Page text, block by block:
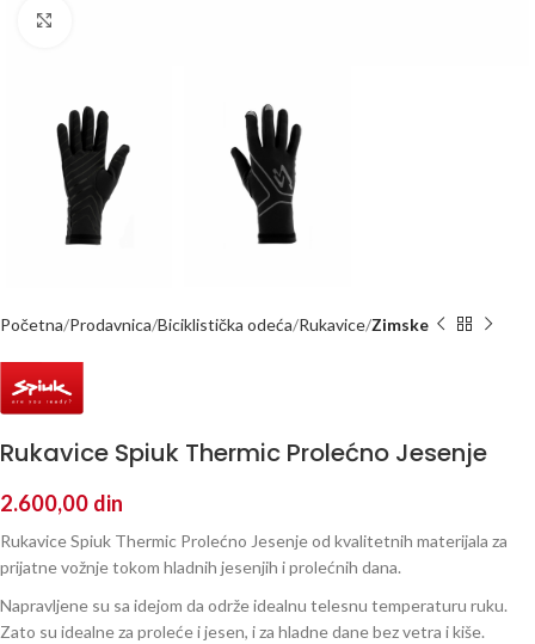
Početna Prodavnica Biciklistička odeća Rukavice Zimske
Rukavice Spiuk Thermic Prolećno Jesenje
2.600,00 din
Rukavice Spiuk Thermic Prolećno Jesenje od kvalitetnih materijala za
prijatne vožnje tokom hladnih jesenjih i prolećnih dana.
Napravljene su sa idejom da održe idealnu telesnu temperaturu ruku.
Zato su idealne za proleće i jesen, i za hladne dane bez vetra i kiše.